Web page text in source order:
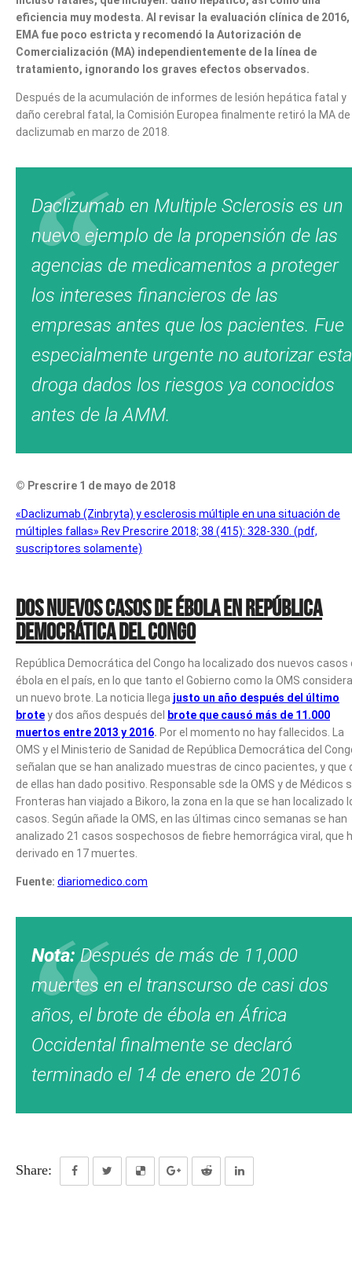
eficiencia muy modesta. Al revisar la evaluación clínica de 2016,
EMA fue poco estricta y recomendó la Autorización de
Comercialización (MA) independientemente de la línea de
tratamiento, ignorando los graves efectos observados.
Después de la acumulación de informes de lesión hepática fatal y
daño cerebral fatal, la Comisión Europea finalmente retiró la MA de
daclizumab en marzo de 2018.
Daclizumab en Multiple Sclerosis es un
nuevo ejemplo de la propensión de las
agencias de medicamentos a proteger
los intereses financieros de las
empresas antes que los pacientes. Fue
especialmente urgente no autorizar esta
droga dados los riesgos ya conocidos
antes de la AMM.
© Prescrire 1 de mayo de 2018
«Daclizumab (Zinbryta) y esclerosis múltiple en una situación de
múltiples fallas» Rev Prescrire 2018; 38 (415): 328-330. (pdf,
suscriptores solamente)
Dos nuevos casos de Ébola en República
Democrática del Congo
República Democrática del Congo ha localizado dos nuevos casos
ébola en el país, en lo que tanto el Gobierno como la OMS
un nuevo brote. La noticia llega justo un año después del último
brotey dos años después del
brote que causó más de 11.000
muertos entre 2013 y 2016. Por el momento no hay fallecidos. La
OMS y el Ministerio de Sanidad de República Democrática del
señalan que se han analizado muestras de cinco pacientes, y que
de ellas han dado positivo. Responsable sde la OMS y de Médicos
Fronteras han viajado a Bikoro, la zona en la que se han localizado
casos. Según añade la OMS, en las últimas cinco semanas se han
analizado 21 casos sospechosos de fiebre hemorrágica viral, que
derivado en 17 muertes.
Fuente: diariomedico.com
Nota:Después de más de 11,000
muertes en el transcurso de casi dos
años, el brote de ébola en África
Occidental finalmente se declaró
terminado el 14 de enero de 2016
Share: